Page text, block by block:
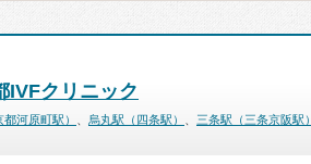
IVFクリニック
河原町駅） 烏丸駅（四条駅）
三条駅（三条京阪駅